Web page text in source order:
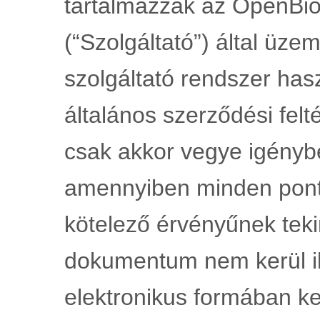
tartalmazzák az
(“Szolgáltató”) által
szolgáltató rendszer
általános szerződési
csak akkor vegye
amennyiben minden
kötelező érvényűnek
dokumentum nem kerül
elektronikus formában